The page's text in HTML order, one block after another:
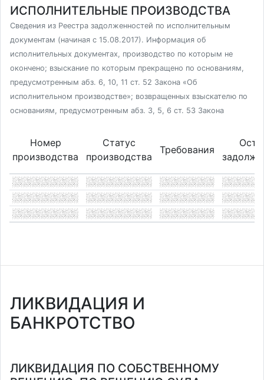
ИСПОЛНИТЕЛЬНЫЕ ПРОИЗВОДСТВА
Сведения из Реестра задолженностей по исполнительным
документам (начиная с 15.08.2017). Информация об
исполнительных документах, производство по которым не
окончено; взыскание по которым прекращено по основаниям,
предусмотренным абз. 6, 10, 11 ст. 52 Закона «Об
исполнительном производстве»; возвращенных взыскателю по
основаниям, предусмотренным абз. 3, 5, 6 ст. 53 Закона
Номер
производства
Статус
производства
Требования
ЛИКВИДАЦИЯ И
БАНКРОТСТВО
ЛИКВИДАЦИЯ ПО СОБСТВЕННОМУ